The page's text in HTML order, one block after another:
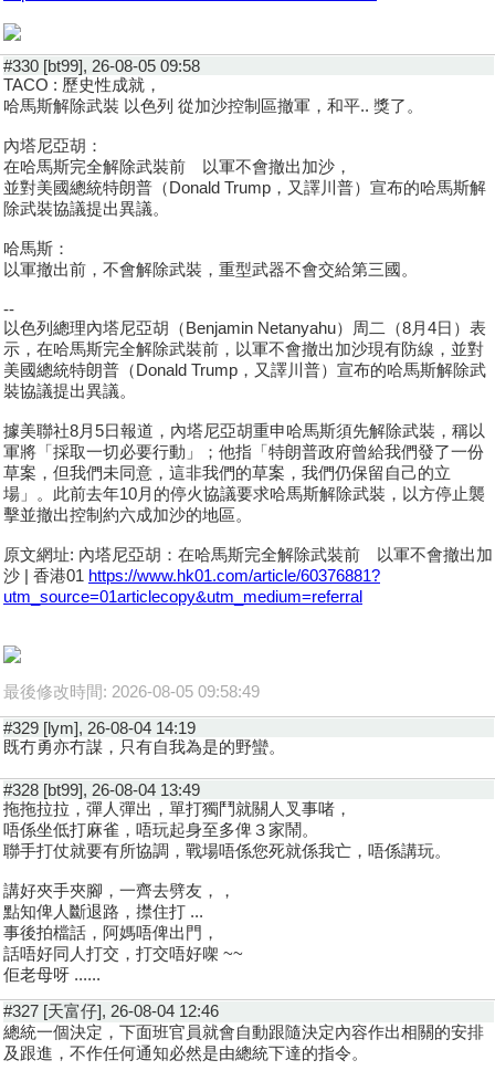
#330 [bt99], 26-08-05 09:58
TACO : 歷史性成就，
哈馬斯解除武裝 以色列 從加沙控制區撤軍，和平.. 獎了。
內塔尼亞胡：
在哈馬斯完全解除武裝前 以軍不會撤出加沙，
並對美國總統特朗普（Donald Trump，又譯川普）宣布的哈馬斯解
除武裝協議提出異議。
哈馬斯：
以軍撤出前，不會解除武裝，重型武器不會交給第三國。
--
以色列總理內塔尼亞胡（Benjamin Netanyahu）周二（8月4日）表
示，在哈馬斯完全解除武裝前，以軍不會撤出加沙現有防線，並對
美國總統特朗普（Donald Trump，又譯川普）宣布的哈馬斯解除武
裝協議提出異議。
據美聯社8月5日報道，內塔尼亞胡重申哈馬斯須先解除武裝，稱以
軍將「採取一切必要行動」；他指「特朗普政府曾給我們發了一份
草案，但我們未同意，這非我們的草案，我們仍保留自己的立
場」。此前去年10月的停火協議要求哈馬斯解除武裝，以方停止襲
擊並撤出控制約六成加沙的地區。
原文網址: 內塔尼亞胡：在哈馬斯完全解除武裝前 以軍不會撤出加
沙 | 香港01 https://www.hk01.com/article/60376881?
utm_source=01articlecopy&utm_medium=referral
最後修改時間: 2026-08-05 09:58:49
#329 [lym], 26-08-04 14:19
既冇勇亦冇謀，只有自我為是的野蠻。
#328 [bt99], 26-08-04 13:49
拖拖拉拉，彈人彈出，單打獨鬥就關人叉事啫，
唔係坐低打麻雀，唔玩起身至多俾３家鬧。
聯手打仗就要有所協調，戰場唔係您死就係我亡，唔係講玩。
講好夾手夾腳，一齊去劈友，，
點知俾人斷退路，㩒住打 ...
事後拍檔話，阿媽唔俾出門，
話唔好同人打交，打交唔好㗎 ~~
佢老母呀 ......
#327 [天富仔], 26-08-04 12:46
總統一個決定，下面班官員就會自動跟隨決定內容作出相關的安排
及跟進，不作任何通知必然是由總統下達的指令。